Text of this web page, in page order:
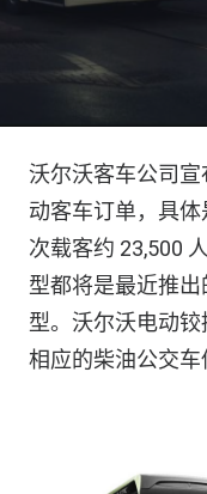
沃尔沃客车公司
动客车订单，具
次载客约 23,500
型都将是最近推
型。沃尔沃电动
相应的柴油公交车